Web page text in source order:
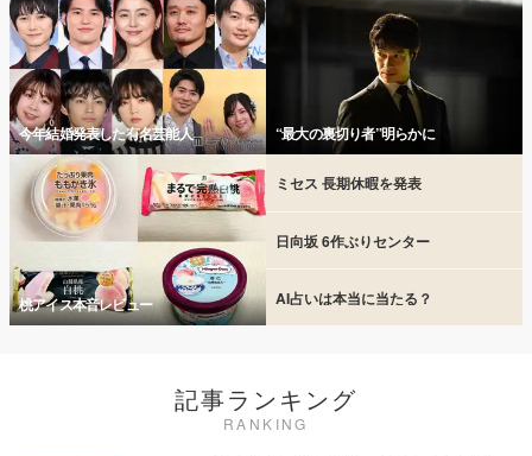
今年結婚発表した有名芸能人 “最大の裏切り者”明らかに
桃アイス本音レビュー
ミセス 長期休暇を発表
日向坂 6作ぶりセンター
AI占いは本当に当たる？
記事ランキング
RANKING